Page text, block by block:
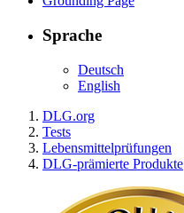
Sprache
Deutsch
English
DLG.org
Tests
Lebensmittelprüfungen
DLG-prämierte Produkte